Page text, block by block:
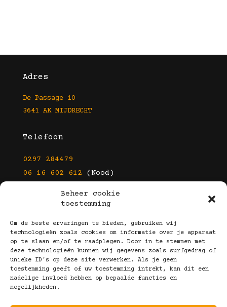
Beheer cookie
toestemming
Om de beste ervaringen te bieden, gebruiken wij
technologieën zoals cookies om informatie over je apparaat
op te slaan en/of te raadplegen. Door in te stemmen met
deze technologieën kunnen wij gegevens zoals surfgedrag of
unieke ID's op deze site verwerken. Als je geen
toestemming geeft of uw toestemming intrekt, kan dit een
nadelige invloed hebben op bepaalde functies en
mogelijkheden.
Adres
De Passage 10
3641 AK MIJDRECHT
Telefoon
0297 284479
06 16 602 612 (Nood)
info@kootbrillen.nl
Volg Ons!